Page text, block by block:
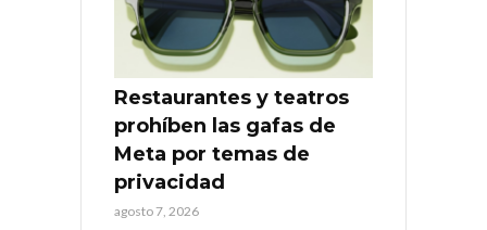
Restaurantes y teatros
prohíben las gafas de
Meta por temas de
privacidad
agosto 7, 2026